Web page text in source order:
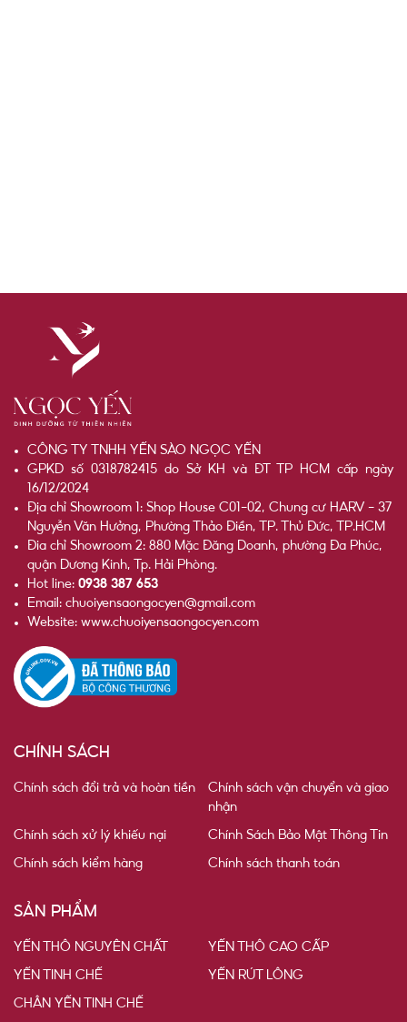
CÔNG TY TNHH YẾN SÀO NGỌC YẾN
GPKD số 0318782415 do Sở KH và ĐT TP HCM cấp ngày
16/12/2024
Địa chỉ Showroom 1: Shop House C01-02, Chung cư HARV - 37
Nguyễn Văn Hưởng, Phường Thảo Điền, TP. Thủ Đức, TP.HCM
Đia chỉ Showroom 2: 880 Mặc Đăng Doanh, phường Đa Phúc,
quận Dương Kinh, Tp. Hải Phòng.
Hot line: 0938 387 653
Email: chuoiyensaongocyen@gmail.com
Website: www.chuoiyensaongocyen.com
CHÍNH SÁCH
Chính sách đổi trả và hoàn tiền
Chính sách vận chuyển và giao
nhận
Chính sách xử lý khiếu nại Chính Sách Bảo Mật Thông Tin
Chính sách kiểm hàng Chính sách thanh toán
SẢN PHẨM
YẾN THÔ NGUYÊN CHẤT YẾN THÔ CAO CẤP
YẾN TINH CHẾ YẾN RÚT LÔNG
CHÂN YẾN TINH CHẾ